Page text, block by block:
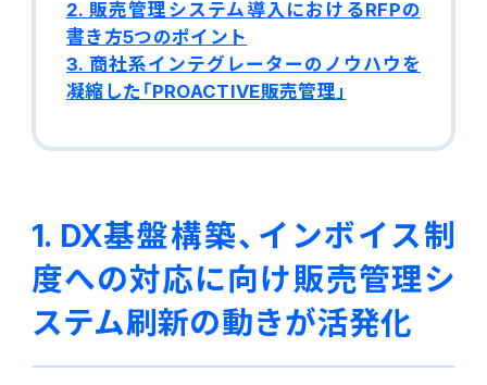
「Uwell（ユーウェル）」
販売管理
生産管理
生産管理
MES
2. 販売管理システム導入におけるRFPの
書き方5つのポイント
3. 商社系インテグレーターのノウハウを
凝縮した「PROACTIVE販売管理」
1. DX基盤構築、インボイス制
度への対応に向け販売管理シ
ステム刷新の動きが活発化